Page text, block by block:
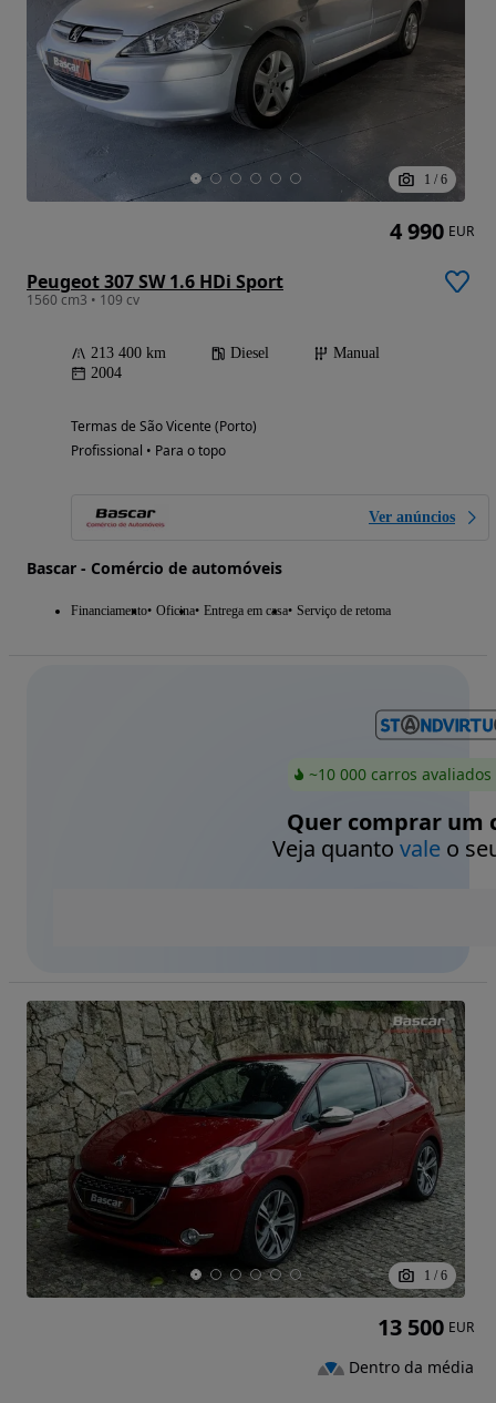
1 / 6
Peugeot 307 SW 1.6 HDi Sport
1560 cm3 • 109 cv
213 400 km Diesel
Manual
2004
Termas de São Vicente (Porto)
Profissional • Para o topo
Ver anúncios
Bascar - Comércio de automóveis
Financiamento Oficina Entrega em casa Serviço de retoma
4 990 EUR
~10 000 carros
Quer comprar um
Veja quanto valeo
1 / 6
13 500 EUR
Dentro da média